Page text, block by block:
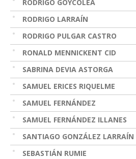
RODRIGO GOYCOLEA
RODRIGO LARRAÍN
RODRIGO PULGAR CASTRO
RONALD MENNICKENT CID
SABRINA DEVIA ASTORGA
SAMUEL ERICES RIQUELME
SAMUEL FERNÁNDEZ
SAMUEL FERNÁNDEZ ILLANES
SANTIAGO GONZÁLEZ LARRAÍN
SEBASTIÁN RUMIE